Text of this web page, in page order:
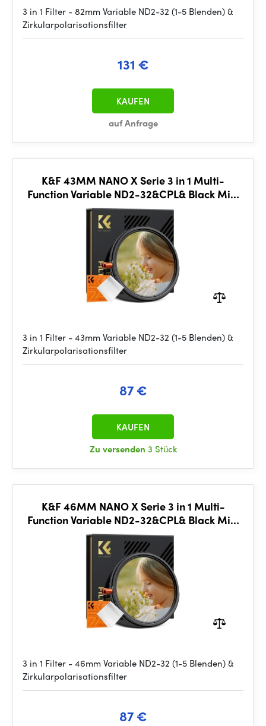
3 in 1 Filter - 82mm Variable ND2-32 (1-5 Blenden) &
Zirkularpolarisationsfilter
131 €
auf Anfrage
KAUFEN
K&F 43MM NANO X Serie 3 in 1 Multi-
Function Variable ND2-32&CPL& Black Mist
1/4
3 in 1 Filter - 43mm Variable ND2-32 (1-5 Blenden) &
Zirkularpolarisationsfilter
87 €
Zu versenden 3 Stück
KAUFEN
K&F 46MM NANO X Serie 3 in 1 Multi-
Function Variable ND2-32&CPL& Black Mist
1/4
3 in 1 Filter - 46mm Variable ND2-32 (1-5 Blenden) &
Zirkularpolarisationsfilter
87 €